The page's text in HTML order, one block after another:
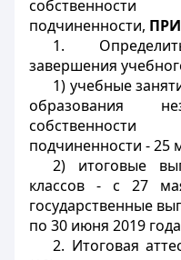
подчиненности,
1.
завершения
1) учебные
образования
подчиненности - 25
2) итоговые
классов - с 27
государственные
по 30 июня 2019
2. Итоговая